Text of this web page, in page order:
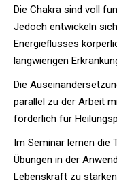
Die Chakra sind voll
Jedoch entwickeln
Energieflusses
langwierigen
Die
parallel zu der Arbeit
förderlich für
Im Seminar lernen die
Übungen in der
Lebenskraft zu